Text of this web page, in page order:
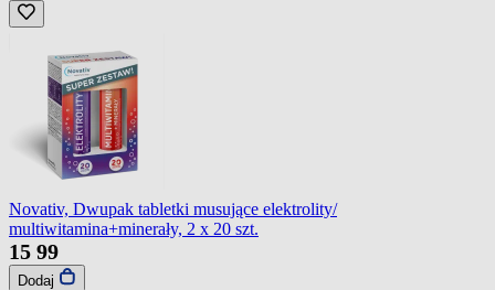
Novativ, Dwupak tabletki musujące elektrolity/
multiwitamina+minerały, 2 x 20 szt.
15 99
Dodaj